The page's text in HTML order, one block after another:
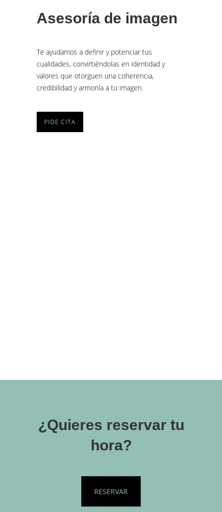
Asesoría de imagen
Te ayudamos a definir y potenciar tus
cualidades, convirtiéndolas en identidad y
valores que otorguen una coherencia,
credibilidad y armonía a tu imagen.
PIDE CITA
¿Quieres reservar tu
hora?
RESERVAR